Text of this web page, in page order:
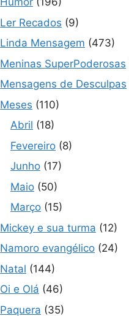
Ler Recados (9)
Linda Mensagem (473)
Meninas SuperPoderosas
Mensagens de Desculpas
Meses (110)
Abril (18)
Fevereiro (8)
Junho (17)
Maio (50)
Março (15)
Mickey e sua turma (12)
Namoro evangélico (24)
Natal (144)
Oi e Olá (46)
Paquera (35)